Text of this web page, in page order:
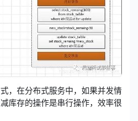
，在分布式服务中，如果并发情
库存的操作是串行操作，效率很